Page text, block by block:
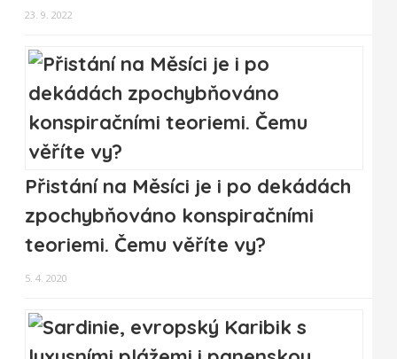
23. 9. 2022
Přistání na Měsíci je i po dekádách
zpochybňováno konspiračními
teoriemi. Čemu věříte vy?
5. 4. 2020